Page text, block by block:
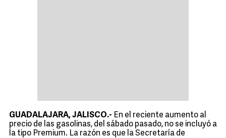
GUADALAJARA, JALISCO.- En el reciente aumento al
precio de las gasolinas, del sábado pasado, no se incluyó a
la tipo Premium. La razón es que la Secretaría de